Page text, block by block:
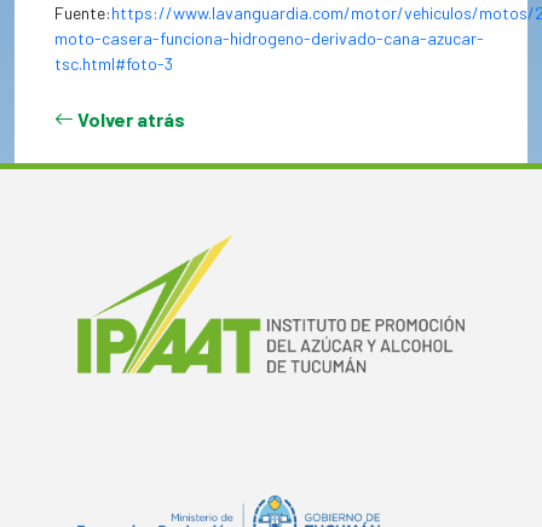
Fuente:https://www.lavanguardia.com/motor/vehiculos/motos/
moto-casera-funciona-hidrogeno-derivado-cana-azucar-
tsc.html#foto-3
Volver atrás